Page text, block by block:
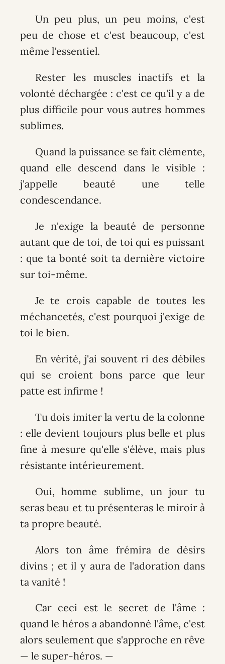
Un peu plus, un peu moins, c'est
peu de chose et c'est beaucoup, c'est
même l'essentiel.
Rester les muscles inactifs et la
volonté déchargée : c'est ce qu'il y a de
plus difficile pour vous autres hommes
sublimes.
Quand la puissance se fait clémente,
quand elle descend dans le visible :
j'appelle beauté une telle
condescendance.
Je n'exige la beauté de personne
autant que de toi, de toi qui es puissant
: que ta bonté soit ta dernière victoire
sur toi-même.
Je te crois capable de toutes les
méchancetés, c'est pourquoi j'exige de
toi le bien.
En vérité, j'ai souvent ri des débiles
qui se croient bons parce que leur
patte est infirme !
Tu dois imiter la vertu de la colonne
: elle devient toujours plus belle et plus
fine à mesure qu'elle s'élève, mais plus
résistante intérieurement.
Oui, homme sublime, un jour tu
seras beau et tu présenteras le miroir à
ta propre beauté.
Alors ton âme frémira de désirs
divins ; et il y aura de l'adoration dans
ta vanité !
Car ceci est le secret de l'âme :
quand le héros a abandonné l'âme, c'est
alors seulement que s'approche en rêve
— le super-héros. —